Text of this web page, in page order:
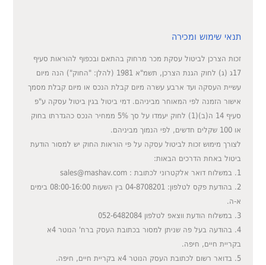
תנאי שימוש ומכירה
זכות הצרכן לביטול עסקת מכר מרחוק בהתאם ובכפוף להוראות סעיף
17ג (ג) לחוק הגנת הצרכן, תשמ"א 1981 (להלן: "החוק") הנה מיום
עשיית העסקה ועד ארבע עשרה מיום קבלת הנכס או מיום קבלת מסמך
אישור הזמנה לפי המאוחר מביניהם. דמי ביטול בגין ביטול עסקה ע"פ
סעיף 14 ה(ב)(1) לחוק יעמדו על סך 5% ממחיר הנכס כהגדרתו בחוק
או 100 שקלים חדשים, לפי הנמוך מביניהם.
לצורך מימוש זכות לביטול עסקה על פי הוראות החוק יש למסור הודעת
ביטול באחת הדרכים הבאות:
1. במשלוח דואר אלקטרוני לכתובת : sales@mashav.com
2. בהודעת פקס לטלפון: 04-8708201 בין השעות 08:00-16:00 בימים
א-ה.
3. במשלוח הודעת ווצאפ לטלפון 052-6482084
4. בהודעה בעל פה שניתן למסור בכתובת העסק ברח' הנוטר 4א
בקריית חיים, חיפה.
5. בדואר רשום לכתובת העסק הנוטר 4א בקריית חיים, חיפה.